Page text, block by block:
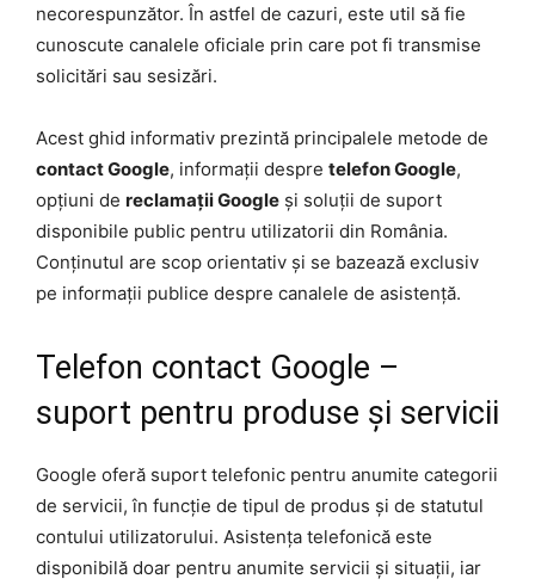
necorespunzător. În astfel de cazuri, este util să fie
cunoscute canalele oficiale prin care pot fi transmise
solicitări sau sesizări.
Acest ghid informativ prezintă principalele metode de
contact Google, informații despre telefon Google,
opțiuni de reclamații Google și soluții de suport
disponibile public pentru utilizatorii din România.
Conținutul are scop orientativ și se bazează exclusiv
pe informații publice despre canalele de asistență.
Telefon contact Google –
suport pentru produse și servicii
Google oferă suport telefonic pentru anumite categorii
de servicii, în funcție de tipul de produs și de statutul
contului utilizatorului. Asistența telefonică este
disponibilă doar pentru anumite servicii și situații, iar